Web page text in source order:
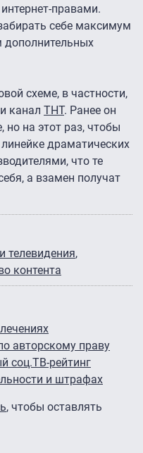
правами.
себе максимум
дополнительных
схеме, в частности,
канал ТНТ. Ранее он
но на этот раз, чтобы
драматических
что те
а взамен получат
телевидения
контента
авторскому праву
соц.ТВ-рейтинг
и штрафах
, чтобы оставлять